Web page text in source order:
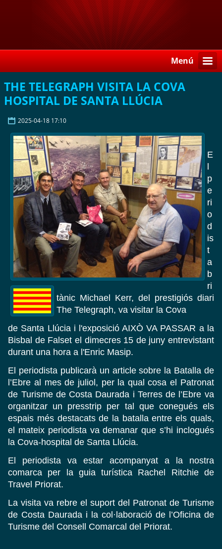
Menú
THE TELEGRAPH VISITA LA COVA
HOSPITAL DE SANTA LLÚCIA
2025-04-18 17:10
E
p
e
ri
o
d
is
t
a
b
ri
tànic Michael Kerr, del prestigiós diari
The Telegraph, va visitar la Cova
de Santa Llúcia i l'exposició AIXÒ VA PASSAR a la
Bisbal de Falset el dimecres 15 de juny entrevistant
durant una hora a l'Enric Masip.
El periodista publicarà un article sobre la Batalla de
l’Ebre al mes de juliol, per la qual cosa el Patronat
de Turisme de Costa Daurada i Terres de l’Ebre va
organitzar un presstrip per tal que conegués els
espais més destacats de la batalla entre els quals,
el mateix periodista va demanar que s’hi inclogués
la Cova-hospital de Santa Llúcia.
El periodista va estar acompanyat a la nostra
comarca per la guia turística Rachel Ritchie de
Travel Priorat.
La visita va rebre el suport del Patronat de Turisme
de Costa Daurada i la col·laboració de l’Oficina de
Turisme del Consell Comarcal del Priorat.